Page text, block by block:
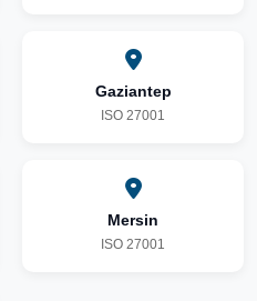
Gaziantep
ISO 27001
Mersin
ISO 27001